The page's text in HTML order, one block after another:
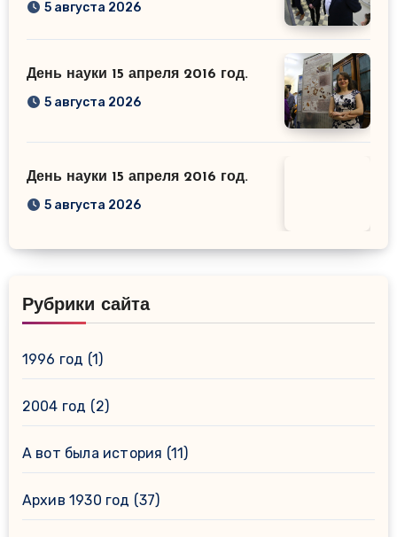
5 августа 2026
День науки 15 апреля 2016 год.
5 августа 2026
День науки 15 апреля 2016 год.
5 августа 2026
Рубрики сайта
1996 год (1)
2004 год (2)
А вот была история (11)
Архив 1930 год (37)